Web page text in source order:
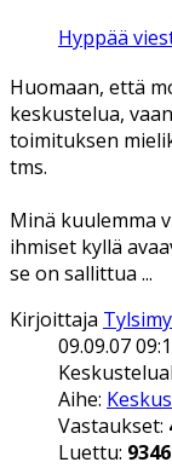
Hyppää
Huomaan, että
keskustelua,
toimituksen
tms.
Minä kuulemma
ihmiset kyllä
se on sallittua ...
Kirjoittaja
09.09.07
Aihe:
Vastaukset:
Luettu: